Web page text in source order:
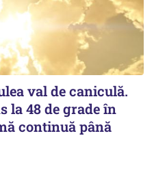
val de caniculă.
la 48 de grade în
continuă până